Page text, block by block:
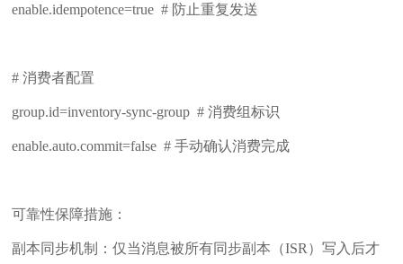
enable.idempotence=true # 防止重复发送
# 消费者配置
group.id=inventory-sync-group # 消费组标识
enable.auto.commit=false # 手动确认消费完成
可靠性保障措施：
副本同步机制：仅当消息被所有同步副本（ISR）写入后才